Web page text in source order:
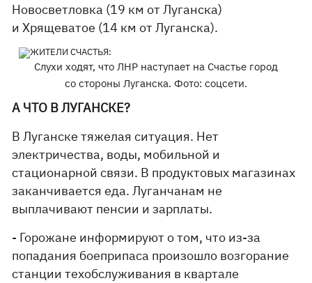
Новосветловка (19 км от Луганска)
и Хрящеватое (14 км от Луганска).
Слухи ходят, что ЛНР наступает на Счастье город
со стороны Луганска. Фото: соцсети.
А ЧТО В ЛУГАНСКЕ?
В Луганске тяжелая ситуация. Нет
электричества, воды, мобильной и
стационарной связи. В продуктовых магазинах
заканчивается еда. Луганчанам не
выплачивают пенсии и зарплаты.
- Горожане информируют о том, что из-за
попадания боеприпаса произошло возгорание
станции техобслуживания в квартале